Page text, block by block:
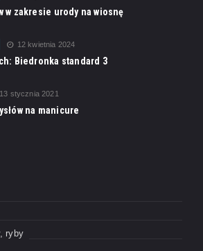
w zakresie urody na wiosnę
12 kwietnia 2024
Biedronka standard 3
13 stycznia 2021
na manicure
ryby